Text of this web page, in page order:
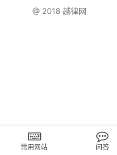
@ 2018 越律网
常用网站 问答